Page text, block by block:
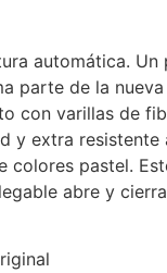
automática. Un
parte de la
con varillas de
y extra resistente
colores pastel.
abre y